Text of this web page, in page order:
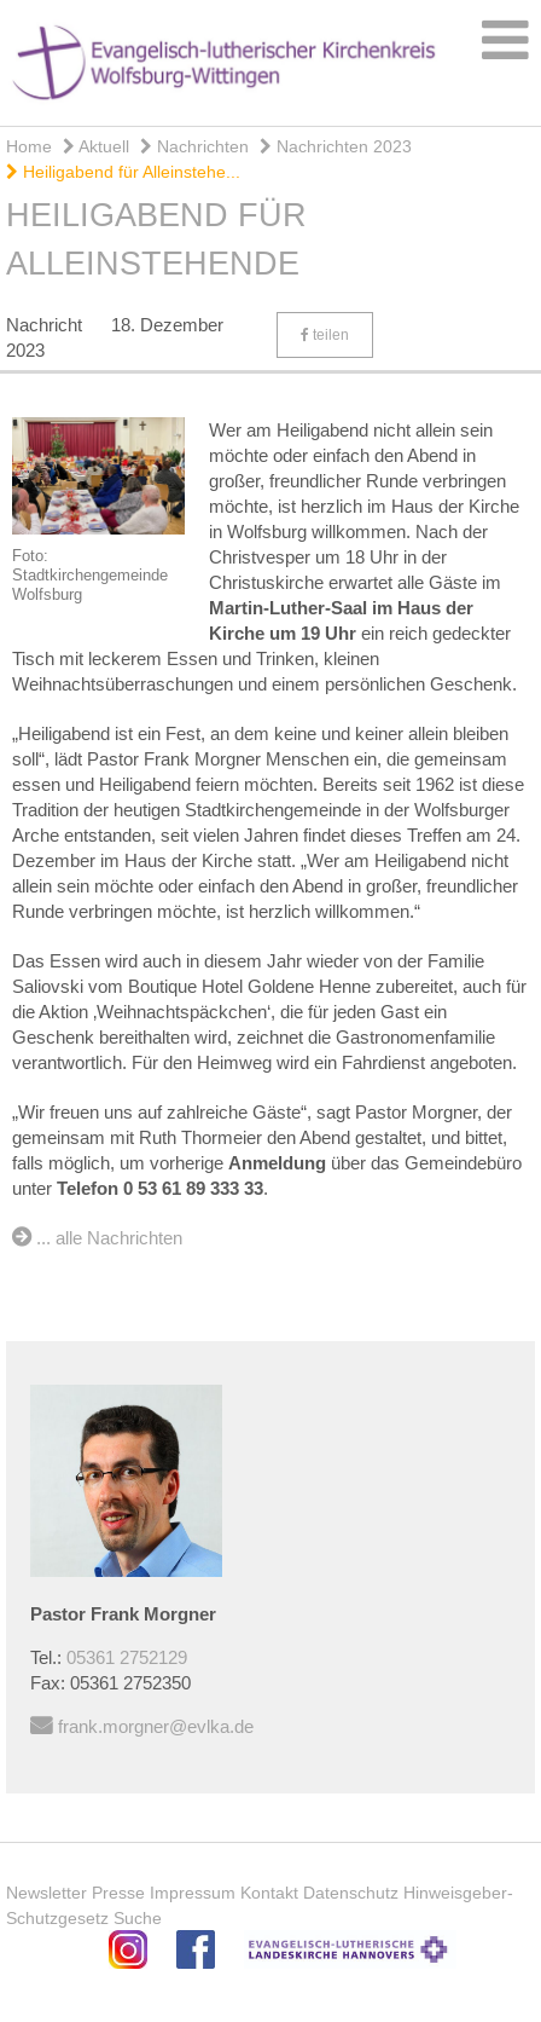
Home Aktuell Nachrichten
Nachrichten 2023
Heiligabend für Alleinstehe...
HEILIGABEND FÜR
ALLEINSTEHENDE
Nachricht
18. Dezember
2023
teilen
Foto:
Stadtkirchengemeinde
Wolfsburg
Wer am Heiligabend nicht allein sein
möchte oder einfach den Abend in
großer, freundlicher Runde verbringen
möchte, ist herzlich im Haus der Kirche
in Wolfsburg willkommen. Nach der
Christvesper um 18 Uhr in der
Christuskirche erwartet alle Gäste im
Martin-Luther-Saal im Haus der
Kirche um 19 Uhrein reich gedeckter
Tisch mit leckerem Essen und Trinken, kleinen
Weihnachtsüberraschungen und einem persönlichen Geschenk.
„Heiligabend ist ein Fest, an dem keine und keiner allein bleiben
soll“, lädt Pastor Frank Morgner Menschen ein, die gemeinsam
essen und Heiligabend feiern möchten. Bereits seit 1962 ist diese
Tradition der heutigen Stadtkirchengemeinde in der Wolfsburger
Arche entstanden, seit vielen Jahren findet dieses Treffen am 24.
Dezember im Haus der Kirche statt. „Wer am Heiligabend nicht
allein sein möchte oder einfach den Abend in großer, freundlicher
Runde verbringen möchte, ist herzlich willkommen.“
Das Essen wird auch in diesem Jahr wieder von der Familie
Saliovski vom Boutique Hotel Goldene Henne zubereitet, auch für
die Aktion ‚Weihnachtspäckchen‘, die für jeden Gast ein
Geschenk bereithalten wird, zeichnet die Gastronomenfamilie
verantwortlich. Für den Heimweg wird ein Fahrdienst angeboten.
„Wir freuen uns auf zahlreiche Gäste“, sagt Pastor Morgner, der
gemeinsam mit Ruth Thormeier den Abend gestaltet, und bittet,
falls möglich, um vorherige Anmeldung über das Gemeindebüro
unter Telefon 0 53 61 89 333 33.
... alle Nachrichten
Pastor Frank Morgner
Tel.: 05361 2752129
Fax: 05361 2752350
frank.morgner@evlka.de
Newsletter Presse Impressum Kontakt Datenschutz Hinweisgeber-
Schutzgesetz Suche